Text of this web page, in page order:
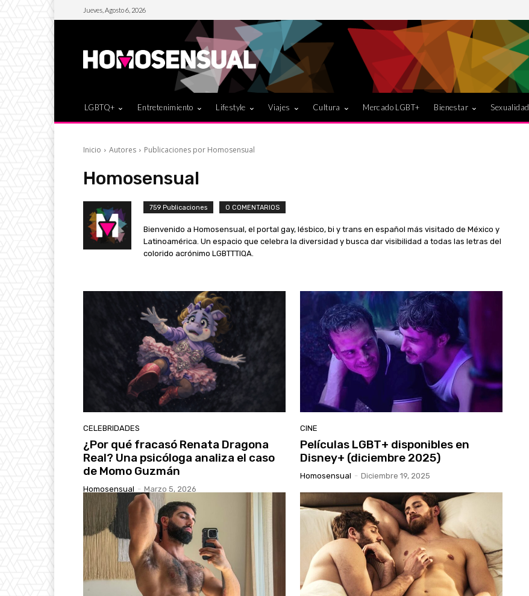
Jueves, Agosto 6, 2026
LGBTQ+ Entretenimiento Lifestyle Viajes Cultura Mercado LGBT+ Bienestar Sexualidad
Inicio Autores Publicaciones por Homosensual
Homosensual
759 Publicaciones 0 COMENTARIOS
Bienvenido a Homosensual, el portal gay, lésbico, bi y trans en español más visitado de México y
Latinoamérica. Un espacio que celebra la diversidad y busca dar visibilidad a todas las letras del
colorido acrónimo LGBTTTIQA.
CELEBRIDADES
¿Por qué fracasó Renata Dragona
Real? Una psicóloga analiza el caso
de Momo Guzmán
Homosensual - Marzo 5, 2026
CINE
Películas LGBT+ disponibles en
Disney+ (diciembre 2025)
Homosensual - Diciembre 19, 2025